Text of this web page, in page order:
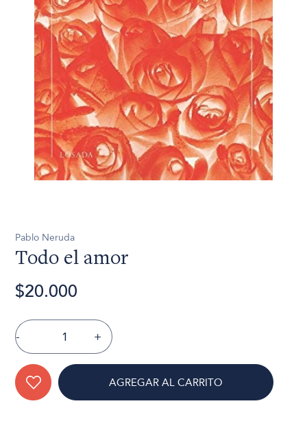
Pablo Neruda
Todo el amor
$20.000
- +
AGREGAR AL CARRITO